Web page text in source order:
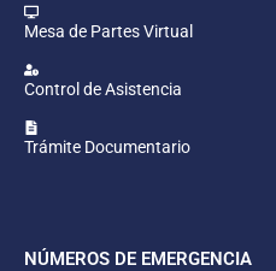
Mesa de Partes Virtual
Control de Asistencia
Trámite Documentario
NÚMEROS DE EMERGENCIA